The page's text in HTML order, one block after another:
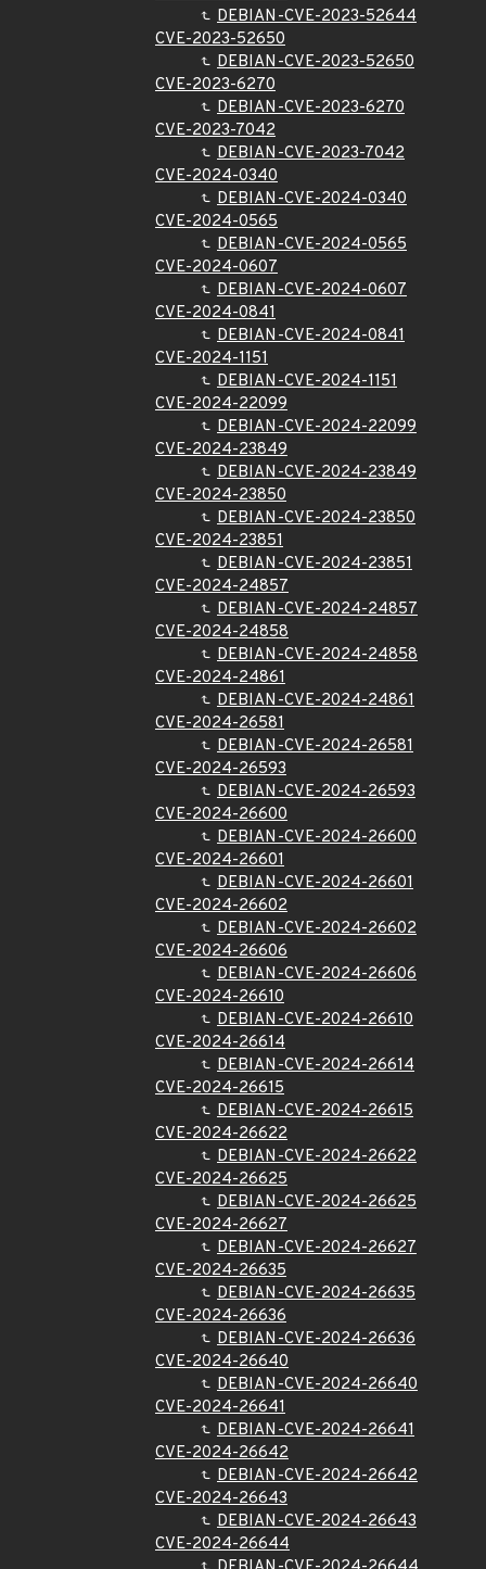
DEBIAN-CVE-2023-52644
CVE-2023-52650
DEBIAN-CVE-2023-52650
CVE-2023-6270
DEBIAN-CVE-2023-6270
CVE-2023-7042
DEBIAN-CVE-2023-7042
CVE-2024-0340
DEBIAN-CVE-2024-0340
CVE-2024-0565
DEBIAN-CVE-2024-0565
CVE-2024-0607
DEBIAN-CVE-2024-0607
CVE-2024-0841
DEBIAN-CVE-2024-0841
CVE-2024-1151
DEBIAN-CVE-2024-1151
CVE-2024-22099
DEBIAN-CVE-2024-22099
CVE-2024-23849
DEBIAN-CVE-2024-23849
CVE-2024-23850
DEBIAN-CVE-2024-23850
CVE-2024-23851
DEBIAN-CVE-2024-23851
CVE-2024-24857
DEBIAN-CVE-2024-24857
CVE-2024-24858
DEBIAN-CVE-2024-24858
CVE-2024-24861
DEBIAN-CVE-2024-24861
CVE-2024-26581
DEBIAN-CVE-2024-26581
CVE-2024-26593
DEBIAN-CVE-2024-26593
CVE-2024-26600
DEBIAN-CVE-2024-26600
CVE-2024-26601
DEBIAN-CVE-2024-26601
CVE-2024-26602
DEBIAN-CVE-2024-26602
CVE-2024-26606
DEBIAN-CVE-2024-26606
CVE-2024-26610
DEBIAN-CVE-2024-26610
CVE-2024-26614
DEBIAN-CVE-2024-26614
CVE-2024-26615
DEBIAN-CVE-2024-26615
CVE-2024-26622
DEBIAN-CVE-2024-26622
CVE-2024-26625
DEBIAN-CVE-2024-26625
CVE-2024-26627
DEBIAN-CVE-2024-26627
CVE-2024-26635
DEBIAN-CVE-2024-26635
CVE-2024-26636
DEBIAN-CVE-2024-26636
CVE-2024-26640
DEBIAN-CVE-2024-26640
CVE-2024-26641
DEBIAN-CVE-2024-26641
CVE-2024-26642
DEBIAN-CVE-2024-26642
CVE-2024-26643
DEBIAN-CVE-2024-26643
CVE-2024-26644